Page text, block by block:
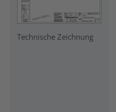
Technische Zeichnung